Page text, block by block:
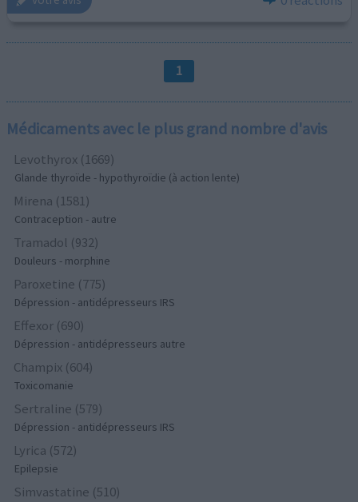
1
Médicaments avec le plus grand nombre d'avis
Levothyrox (1669)
Glande thyroïde - hypothyroïdie (à action lente)
Mirena (1581)
Contraception - autre
Tramadol (932)
Douleurs - morphine
Paroxetine (775)
Dépression - antidépresseurs IRS
Effexor (690)
Dépression - antidépresseurs autre
Champix (604)
Toxicomanie
Sertraline (579)
Dépression - antidépresseurs IRS
Lyrica (572)
Epilepsie
Simvastatine (510)